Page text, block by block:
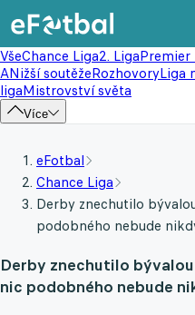
VšeChance Liga2. LigaPremier
ANižší soutěžeRozhovoryLiga
ligaMistrovství světa
Více
eFotbal
Chance Liga
Derby znechutilo
podobného nebude
Derby znechutilo
nic podobného nebude